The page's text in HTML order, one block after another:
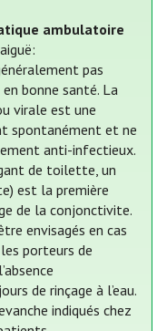
ambulatoire
pas
bonne santé. La
virale est une
spontanément et ne
anti-infectieux.
gant de toilette, un
est la première
de la conjonctivite.
envisagés en cas
porteurs de
de rinçage à l’eau.
indiqués chez